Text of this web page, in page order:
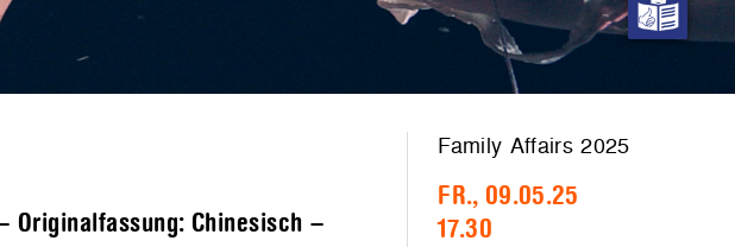
Originalfassung: Chinesisch –
Family Affairs 2025
FR., 09.05.25
17.30